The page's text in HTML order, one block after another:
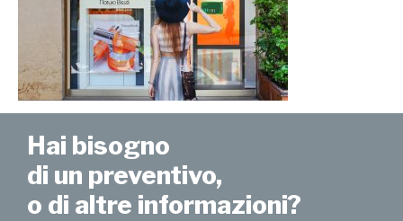
Hai bisogno
di un preventivo,
o di altre informazioni?